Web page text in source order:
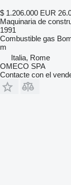
$ 1.206.000 EUR
Maquinaria de
1991
Combustible gas
m
Italia, Rome
OMECO SPA
Contacte con el